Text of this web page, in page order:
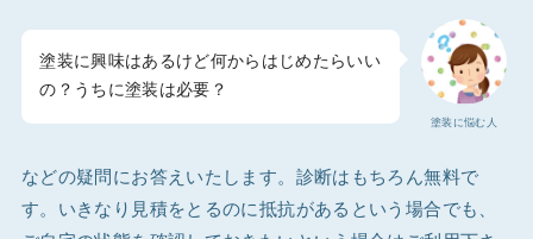
塗装に悩む人
塗装に興味はあるけど何からはじめたらいい
の？うちに塗装は必要？
などの疑問にお答えいたします。診断はもちろん無料で
す。いきなり見積をとるのに抵抗があるという場合でも、